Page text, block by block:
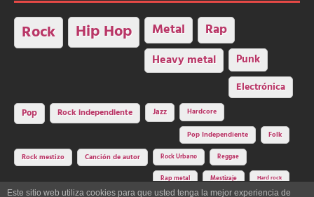
Rock Hip Hop Metal Rap
Heavy metal Punk
Electrónica
Pop Rock independiente Jazz Hardcore
Pop Independiente Folk
Rock mestizo Canción de autor Rock Urbano Reggae
Rap metal Mestizaje Hard rock
Este sitio web utiliza cookies para que usted tenga la mejor experiencia de